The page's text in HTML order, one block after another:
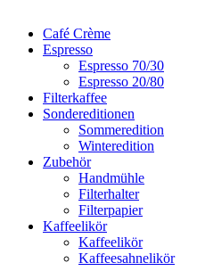
Café Crème
Espresso
Espresso 70/30
Espresso 20/80
Filterkaffee
Sondereditionen
Sommeredition
Winteredition
Zubehör
Handmühle
Filterhalter
Filterpapier
Kaffeelikör
Kaffeelikör
Kaffeesahnelikör